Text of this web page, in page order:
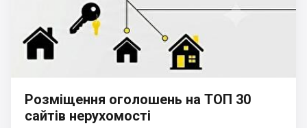
Розміщення оголошень на ТОП 30
сайтів нерухомості